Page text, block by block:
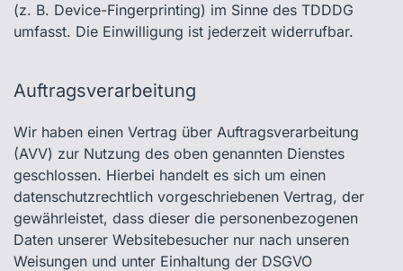
(z. B. Device-Fingerprinting) im Sinne des TDDDG
umfasst. Die Einwilligung ist jederzeit widerrufbar.
Auftragsverarbeitung
Wir haben einen Vertrag über Auftragsverarbeitung
(AVV) zur Nutzung des oben genannten Dienstes
geschlossen. Hierbei handelt es sich um einen
datenschutzrechtlich vorgeschriebenen Vertrag, der
gewährleistet, dass dieser die personenbezogenen
Daten unserer Websitebesucher nur nach unseren
Weisungen und unter Einhaltung der DSGVO